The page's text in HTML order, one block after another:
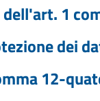
1
dei
12-